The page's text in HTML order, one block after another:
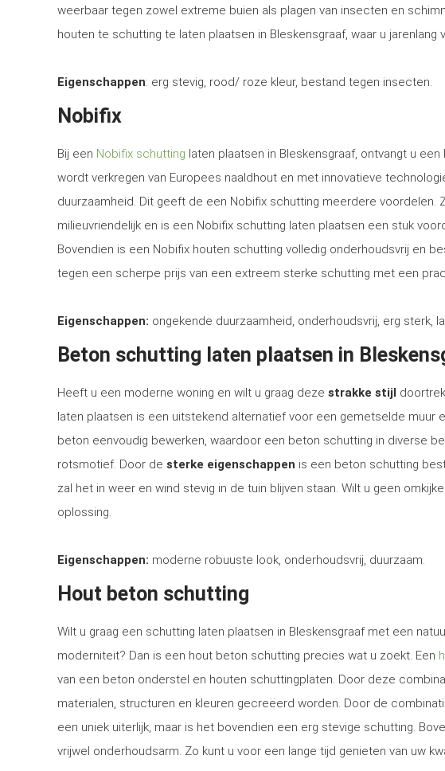
weerbaar tegen zowel extreme buien als plagen van insecten en
houten te schutting te laten plaatsen in Bleskensgraaf, waar u jarenlang
Eigenschappen: erg stevig, rood/ roze kleur, bestand tegen insecten.
Nobifix
Bij een Nobifix schutting laten plaatsen in Bleskensgraaf, ontvangt u
wordt verkregen van Europees naaldhout en met innovatieve
duurzaamheid. Dit geeft de een Nobifix schutting meerdere voordelen.
milieuvriendelijk en is een Nobifix schutting laten plaatsen een stuk
Bovendien is een Nobifix houten schutting volledig onderhoudsvrij en
tegen een scherpe prijs van een extreem sterke schutting met een
Eigenschappen: ongekende duurzaamheid, onderhoudsvrij, erg sterk,
Beton schutting laten plaatsen in
Heeft u een moderne woning en wilt u graag deze strakke stijl
laten plaatsen is een uitstekend alternatief voor een gemetselde muur
beton eenvoudig bewerken, waardoor een beton schutting in diverse
rotsmotief. Door de sterke eigenschappen is een beton schutting
zal het in weer en wind stevig in de tuin blijven staan. Wilt u geen
oplossing.
Eigenschappen: moderne robuuste look, onderhoudsvrij, duurzaam.
Hout beton schutting
Wilt u graag een schutting laten plaatsen in Bleskensgraaf met een
moderniteit? Dan is een hout beton schutting precies wat u zoekt. Een
van een beton onderstel en houten schuttingplaten. Door deze
materialen, structuren en kleuren gecreëerd worden. Door de
een uniek uiterlijk, maar is het bovendien een erg stevige schutting.
vrijwel onderhoudsarm. Zo kunt u voor een lange tijd genieten van uw